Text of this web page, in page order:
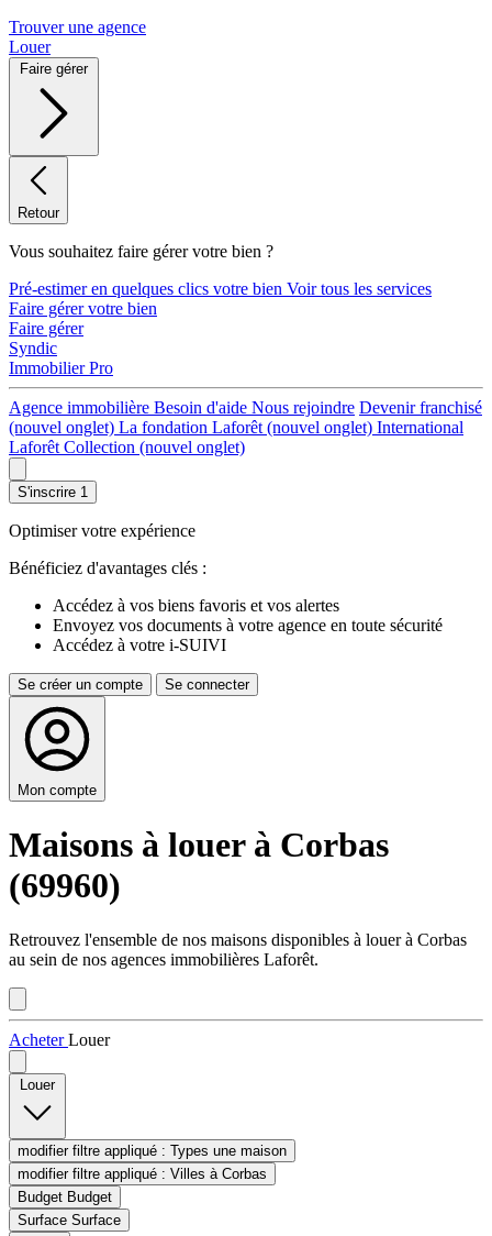
Trouver une agence
Louer
Faire gérer
Retour
Vous souhaitez faire gérer votre bien ?
Pré-estimer en quelques clics votre bien Voir tous les services
Faire gérer votre bien
Faire gérer
Syndic
Immobilier Pro
Agence immobilière Besoin d'aide Nous rejoindre Devenir franchisé
(nouvel onglet) La fondation Laforêt (nouvel onglet) International
Laforêt Collection (nouvel onglet)
S'inscrire 1
Optimiser votre expérience
Bénéficiez d'avantages clés :
Accédez à vos biens favoris et vos alertes
Envoyez vos documents à votre agence en toute sécurité
Accédez à votre i-SUIVI
Se créer un compte Se connecter
Mon compte
Maisons à louer à Corbas
(69960)
Retrouvez l'ensemble de nos maisons disponibles à louer à Corbas
au sein de nos agences immobilières Laforêt.
AcheterLouer
Louer
modifier filtre appliqué : Types une maison
modifier filtre appliqué : Villes à Corbas
Budget Budget
Surface Surface